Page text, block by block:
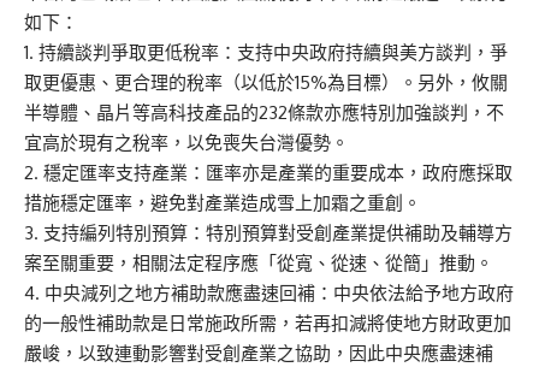
如下：
1. 持續談判爭取更低稅率：支持中央政府持續與美方談判，爭
取更優惠、更合理的稅率（以低於15%為目標）。另外，攸關
半導體、晶片等高科技產品的232條款亦應特別加強談判，不
宜高於現有之稅率，以免喪失台灣優勢。
2. 穩定匯率支持產業：匯率亦是產業的重要成本，政府應採取
措施穩定匯率，避免對產業造成雪上加霜之重創。
3. 支持編列特別預算：特別預算對受創產業提供補助及輔導方
案至關重要，相關法定程序應「從寬、從速、從簡」推動。
4. 中央減列之地方補助款應盡速回補：中央依法給予地方政府
的一般性補助款是日常施政所需，若再扣減將使地方財政更加
嚴峻，以致連動影響對受創產業之協助，因此中央應盡速補